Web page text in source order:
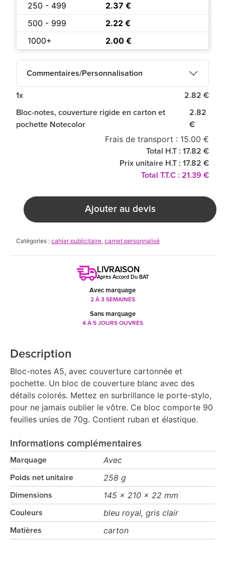
250 - 499
2.37 €
500 - 999
2.22 €
1000+
2.00 €
Commentaires/Personnalisation
1x 2.82 €
Bloc-notes, couverture rigide en carton et
pochette Notecolor
2.82
€
Frais de transport : 15.00 €
Total H.T : 17.82 €
Prix unitaire H.T : 17.82 €
Total T.T.C : 21.39 €
Ajouter au devis
Catégories : cahier publicitaire, carnet personnalisé
LIVRAISON
Après Accord Du BAT
Avec marquage
2 À 3 SEMAINES
Sans marquage
4 À 5 JOURS OUVRÉS
Description
Bloc-notes A5, avec couverture cartonnée et
pochette. Un bloc de couverture blanc avec des
détails colorés. Mettez en surbrillance le porte-stylo,
pour ne jamais oublier le vôtre. Ce bloc comporte 90
feuilles unies de 70g. Contient ruban et élastique.
Informations complémentaires
Marquage Avec
Poids net unitaire 258 g
Dimensions 145 x 210 x 22 mm
Couleurs bleu royal, gris clair
Matières carton